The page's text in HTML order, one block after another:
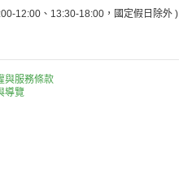
12:00、13:30-18:00，國定假日除外 )
與服務條款
導覽